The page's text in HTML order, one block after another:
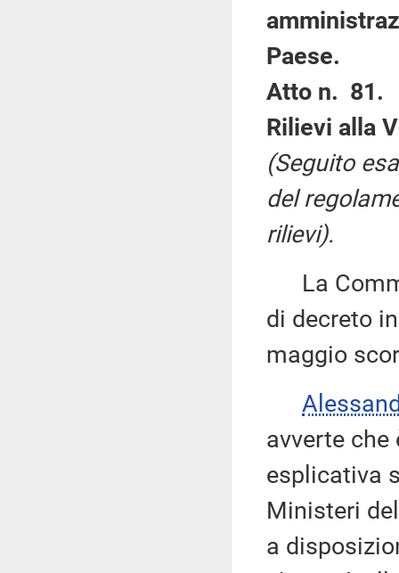
Paese.
Atto n. 81.
Rilievi alla
(Seguito
del
rilievi).
La
di decreto
maggio
avverte che
esplicativa
Ministeri
a